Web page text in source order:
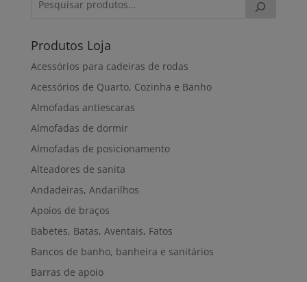
75,00€
Produtos Loja
Acessórios para cadeiras de rodas
Acessórios de Quarto, Cozinha e Banho
Almofadas antiescaras
Almofadas de dormir
Almofadas de posicionamento
Alteadores de sanita
Andadeiras, Andarilhos
Apoios de braços
Babetes, Batas, Aventais, Fatos
Bancos de banho, banheira e sanitários
Barras de apoio